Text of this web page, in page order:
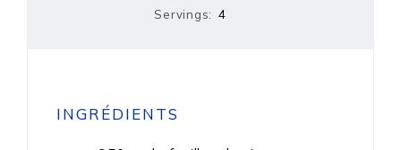
Servings: 4
INGRÉDIENTS